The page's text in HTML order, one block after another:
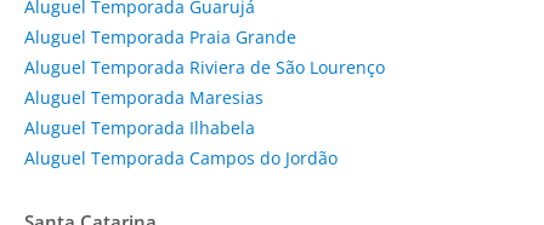
Aluguel Temporada Guarujá
Aluguel Temporada Praia Grande
Aluguel Temporada Riviera de São Lourenço
Aluguel Temporada Maresias
Aluguel Temporada Ilhabela
Aluguel Temporada Campos do Jordão